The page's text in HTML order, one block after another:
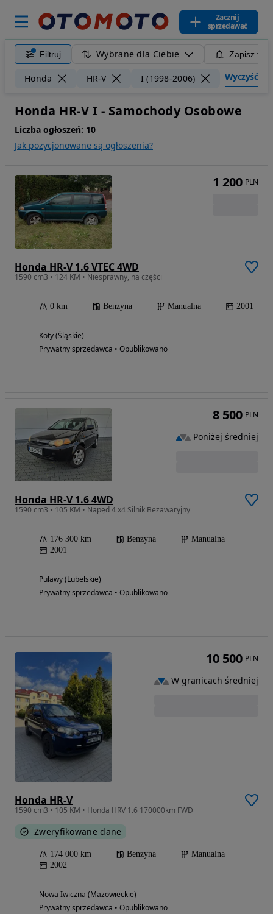
Zacznij
sprzedawać
Filtruj Wybrane dla Ciebie Zapisz
Honda HR-V I (1998-2006) Wyczyść
Honda HR-V I - Samochody Osobowe
Liczba ogłoszeń: 10
Jak pozycjonowane są ogłoszenia?
Honda HR-V 1.6 VTEC 4WD
1590 cm3 • 124 KM • Niesprawny, na części
0 km Benzyna Manualna 2001
Koty (Śląskie)
Prywatny sprzedawca • Opublikowano
1 200 PLN
Honda HR-V 1.6 4WD
1590 cm3 • 105 KM • Napęd 4 x4 Silnik Bezawaryjny
176 300 km Benzyna
Manualna
2001
Puławy (Lubelskie)
Prywatny sprzedawca • Opublikowano
8 500 PLN
Poniżej średniej
Honda HR-V
1590 cm3 • 105 KM • Honda HRV 1.6 170000km FWD
Zweryfikowane dane
174 000 km Benzyna
Manualna
2002
Nowa Iwiczna (Mazowieckie)
Prywatny sprzedawca • Opublikowano
10 500 PLN
W granicach średniej